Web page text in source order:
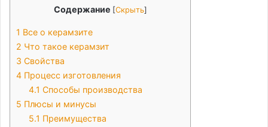
Содержание [Скрыть]
1 Все о керамзите
2 Что такое керамзит
3 Свойства
4 Процесс изготовления
4.1 Способы производства
5 Плюсы и минусы
5.1 Преимущества